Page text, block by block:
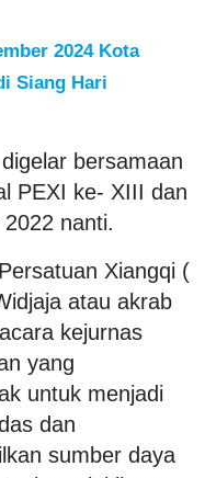
2024 Kota
Siang Hari
bersamaan
PEXI ke- XIII dan
nanti.
Xiangqi (
atau akrab
kejurnas
yang
untuk menjadi
dan
sumber daya